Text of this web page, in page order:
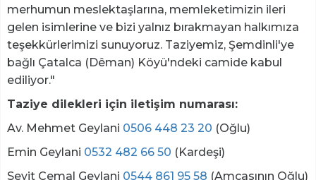
merhumun meslektaşlarına, memleketimizin ileri
gelen isimlerine ve bizi yalnız bırakmayan halkımıza
teşekkürlerimizi sunuyoruz. Taziyemiz, Şemdinli'ye
bağlı Çatalca (Dêman) Köyü'ndeki camide kabul
ediliyor."
Taziye dilekleri için iletişim numarası:
Av. Mehmet Geylani 0506 448 23 20 (Oğlu)
Emin Geylani 0532 482 66 50 (Kardeşi)
Seyit Cemal Geylani 0544 861 95 58 (Amcasının Oğlu)